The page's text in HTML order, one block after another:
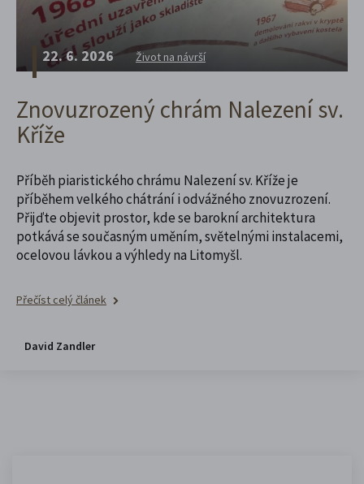
22. 6. 2026 Život na návrší
Znovuzrozený chrám Nalezení sv.
Kříže
Příběh piaristického chrámu Nalezení sv. Kříže je
příběhem velkého chátrání i odvážného znovuzrození.
Přijďte objevit prostor, kde se barokní architektura
potkává se současným uměním, světelnými instalacemi,
ocelovou lávkou a výhledy na Litomyšl.
Přečíst celý článek
David Zandler